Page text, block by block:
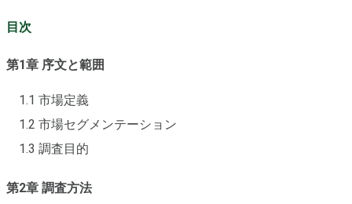
目次
第1章 序文と範囲
1.1 市場定義
1.2 市場セグメンテーション
1.3 調査目的
第2章 調査方法